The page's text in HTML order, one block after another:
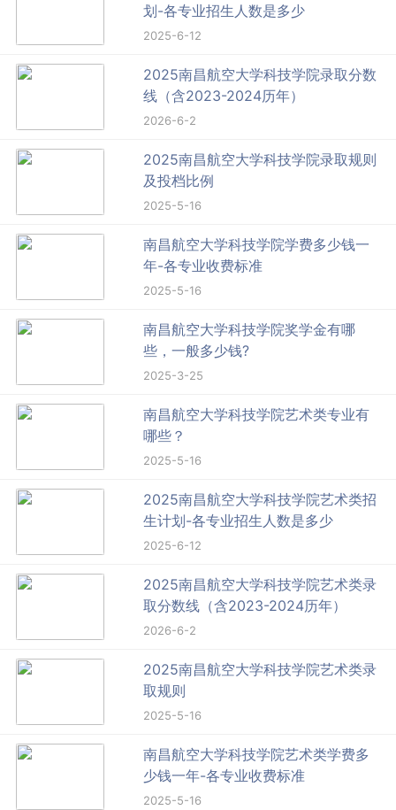
划-各专业招生人数是多少
2025-6-12
2025南昌航空大学科技学院录取分数
线（含2023-2024历年）
2026-6-2
2025南昌航空大学科技学院录取规则
及投档比例
2025-5-16
南昌航空大学科技学院学费多少钱一
年-各专业收费标准
2025-5-16
南昌航空大学科技学院奖学金有哪
些，一般多少钱?
2025-3-25
南昌航空大学科技学院艺术类专业有
哪些？
2025-5-16
2025南昌航空大学科技学院艺术类招
生计划-各专业招生人数是多少
2025-6-12
2025南昌航空大学科技学院艺术类录
取分数线（含2023-2024历年）
2026-6-2
2025南昌航空大学科技学院艺术类录
取规则
2025-5-16
南昌航空大学科技学院艺术类学费多
少钱一年-各专业收费标准
2025-5-16